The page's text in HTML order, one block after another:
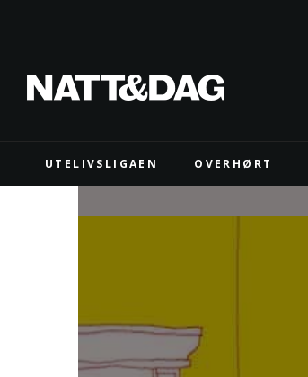
UTELIVSLIGAEN OVERHØRT